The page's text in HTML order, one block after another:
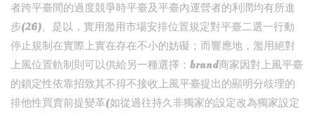
者跨平臺間的過度競爭時平臺及平臺內運營者的利潤均有所進
步(26)。是以，實用濫用市場安排位置規定對平臺二選一行動
停止規制在實際上實在存在不小的妨礙；而響應地，濫用絕對
上風位置軌制則可以供給另一種選擇：brand商家因對上風平臺
的鎖定性依靠招致其不得不接收上風平臺提出的顯明分歧理的
排他性買賣前提變革(如從過往持久非獨家的設定改為獨家設定